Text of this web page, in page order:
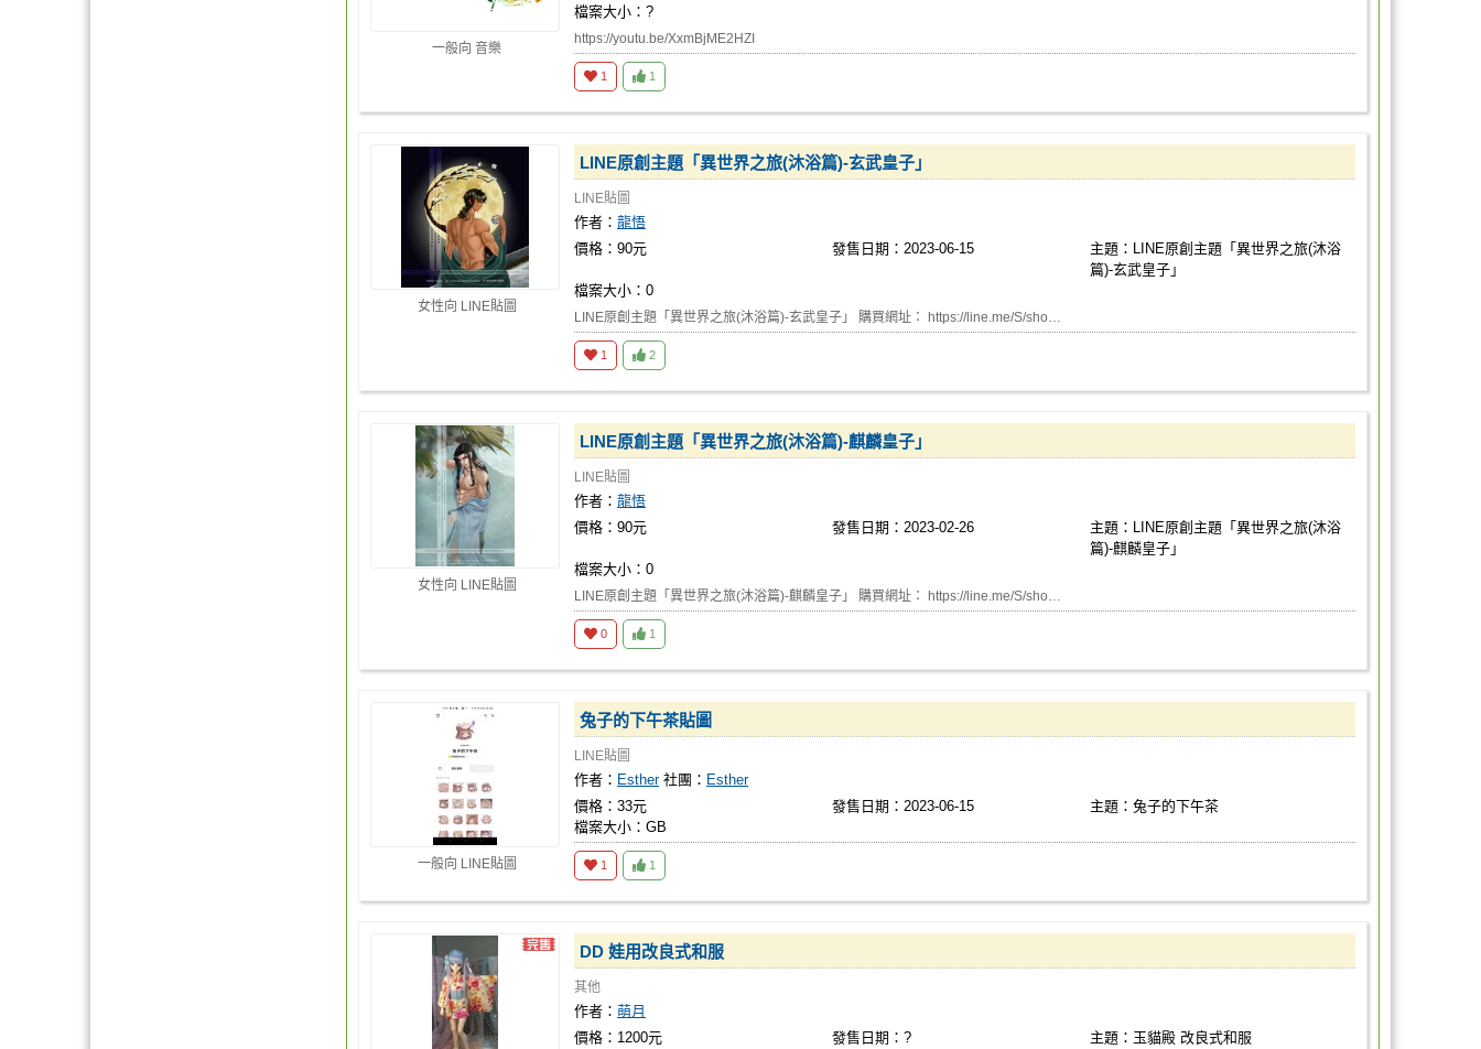
一般向 音樂
檔案大小：?
https://youtu.be/XxmBjME2HZI
1 1
女性向 LINE貼圖
LINE原創主題「異世界之旅(沐浴篇)-玄武皇子」
LINE貼圖
作者： 龍悟
價格：90元
發售日期：2023-06-15
主題：LINE原創主題「異世界之旅(沐浴
篇)-玄武皇子」
檔案大小：0
LINE原創主題「異世界之旅(沐浴篇)-玄武皇子」 購買網址： https://line.me/S/sho…
1 2
女性向 LINE貼圖
LINE原創主題「異世界之旅(沐浴篇)-麒麟皇子」
LINE貼圖
作者： 龍悟
價格：90元
發售日期：2023-02-26
主題：LINE原創主題「異世界之旅(沐浴
篇)-麒麟皇子」
檔案大小：0
LINE原創主題「異世界之旅(沐浴篇)-麒麟皇子」 購買網址： https://line.me/S/sho…
0 1
一般向 LINE貼圖
兔子的下午茶貼圖
LINE貼圖
作者： Esther 社團： Esther
價格：33元
發售日期：2023-06-15
主題：兔子的下午茶
檔案大小：GB
1 1
DD 娃用改良式和服
其他
作者： 萌月
價格：1200元
發售日期：?
主題：玉貓殿 改良式和服